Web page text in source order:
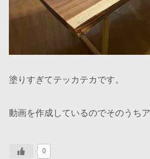
塗りすぎてテッカテカです。
動画を作成しているのでそのうちア
0